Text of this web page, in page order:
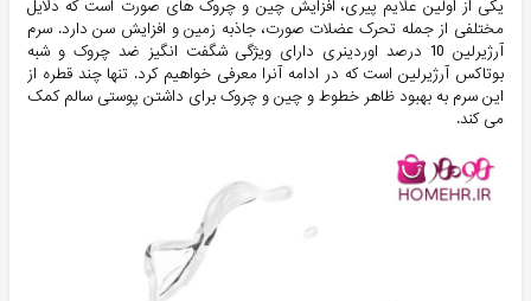
یکی از اولین علایم پیری، افزایش چین و چروک ھای صورت است که دلایل
مختلفی از جمله تحرک عضلات صورت، جاذبه زمین و افزایش سن دارد. سرم
آرژیرلین 10 درصد اوردینری دارای ویژگی شگفت انگیز ضد چروک و شبه
بوتاکس آرژیرلین است که در ادامه آنرا معرفی خواهیم کرد. تنها چند قطره از
این سرم به بهبود ظاهر خطوط و چین و چروک برای داشتن پوستی سالم کمک
می کند.